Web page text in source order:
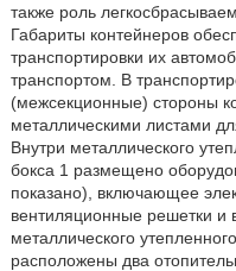
также роль
Габариты контейнеров
транспортировки их
транспортом. В
(межсекционные) стороны
металлическими листами
Внутри металлического
бокса 1 размещено
показано), включающее
вентиляционные решетки и
металлического
расположены два